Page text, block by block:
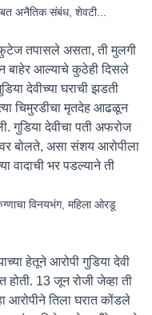
अनैतिक संबंध, शेवटी...
फुटेज तपासले असता, ती मुलगी
बाहेर आल्याचे कुठेही दिसले
देवीच्या घराची झडती
चिमुरडीचा मृतदेह आढळून
गुडिया देवीचा पती अफरोज
बोलते, असा संशय आरोपीला
वादाची भर पडल्याने ती
विनयभंग, महिला ओरडू
हेतूने आरोपी गुडिया देवी
होती. 13 जून रोजी जेव्हा ती
आरोपीने तिला घरात कोंडले